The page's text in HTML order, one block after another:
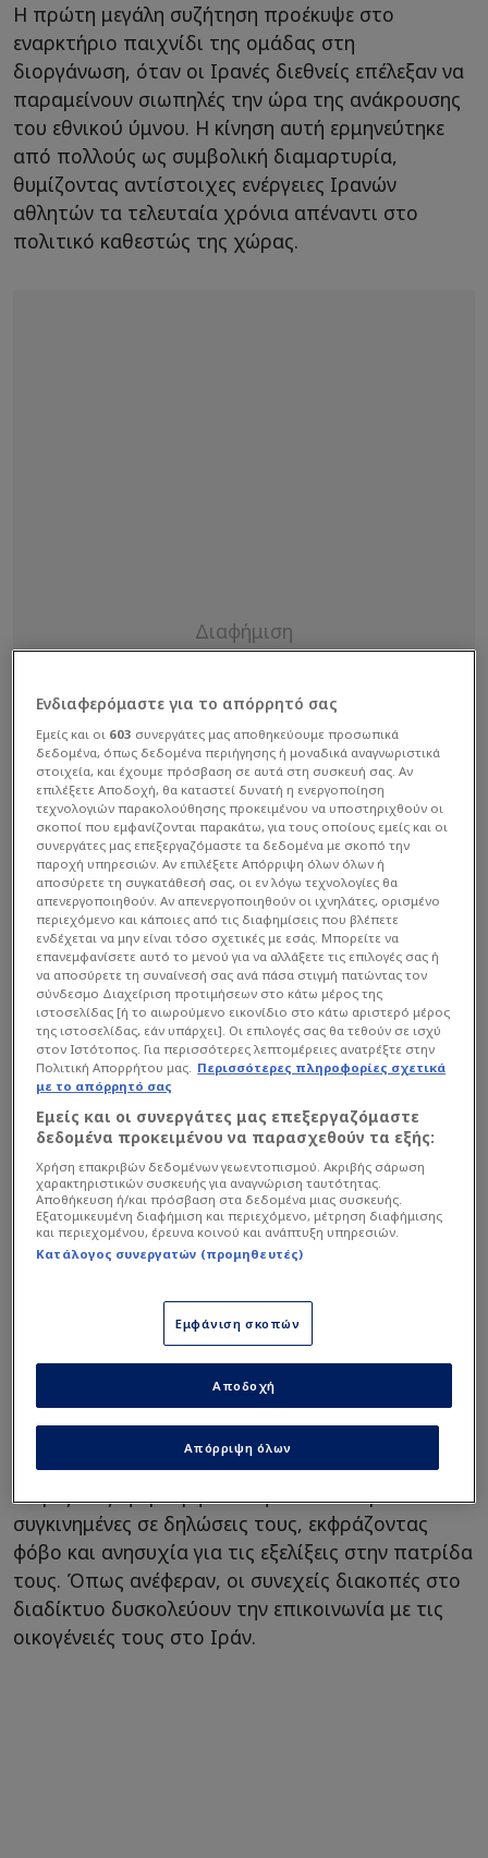
Η πρώτη μεγάλη συζήτηση προέκυψε στο
εναρκτήριο παιχνίδι της ομάδας στη
διοργάνωση, όταν οι Ιρανές διεθνείς επέλεξαν να
παραμείνουν σιωπηλές την ώρα της ανάκρουσης
του εθνικού ύμνου. Η κίνηση αυτή ερμηνεύτηκε
από πολλούς ως συμβολική διαμαρτυρία,
θυμίζοντας αντίστοιχες ενέργειες Ιρανών
αθλητών τα τελευταία χρόνια απέναντι στο
πολιτικό καθεστώς της χώρας.
Ωστόσο, στο επόμενο παιχνίδι της διοργάνωσης
απέναντι στην Αυστραλία, η εικόνα ήταν
διαφορετική. Οι παίκτριες τραγούδησαν κανονικά
τον εθνικό ύμνο και χαιρέτησαν στρατιωτικά,
προκαλώντας νέο κύμα σχολίων και αντιδράσεων.
Ορισμένοι διαδηλωτές έσπευσαν να τις
χαρακτηρίσουν «ομήρους του καθεστώτος»,
υποστηρίζοντας πως η αλλαγή στάσης πιθανόν
να οφείλεται σε πιέσεις.
Παρέμβαση-σοκ από Τραμπ:
"Θα τις σκοτώσουν αν
επιστρέψουν"! (ΒΙΝΤΕΟ)
Οι ίδιες οι ποδοσφαιρίστριες της προπονήτριας
Μαριζιέ Τζαφαρί εμφανίστηκαν ιδιαίτερα
συγκινημένες σε δηλώσεις τους, εκφράζοντας
φόβο και ανησυχία για τις εξελίξεις στην πατρίδα
τους. Όπως ανέφεραν, οι συνεχείς διακοπές στο
διαδίκτυο δυσκολεύουν την επικοινωνία με τις
οικογένειές τους στο Ιράν.
Ενδιαφερόμαστε για το απόρρητό σας
Εμείς και οι 603 συνεργάτες μας αποθηκεύουμε προσωπικά
δεδομένα, όπως δεδομένα περιήγησης ή μοναδικά αναγνωριστικά
στοιχεία, και έχουμε πρόσβαση σε αυτά στη συσκευή σας. Αν
επιλέξετε Αποδοχή, θα καταστεί δυνατή η ενεργοποίηση
τεχνολογιών παρακολούθησης προκειμένου να υποστηριχθούν οι
σκοποί που εμφανίζονται παρακάτω, για τους οποίους εμείς και οι
συνεργάτες μας επεξεργαζόμαστε τα δεδομένα με σκοπό την
παροχή υπηρεσιών. Αν επιλέξετε Απόρριψη όλων όλων ή
αποσύρετε τη συγκατάθεσή σας, οι εν λόγω τεχνολογίες θα
απενεργοποιηθούν. Αν απενεργοποιηθούν οι ιχνηλάτες, ορισμένο
περιεχόμενο και κάποιες από τις διαφημίσεις που βλέπετε
ενδέχεται να μην είναι τόσο σχετικές με εσάς. Μπορείτε να
επανεμφανίσετε αυτό το μενού για να αλλάξετε τις επιλογές σας ή
να αποσύρετε τη συναίνεσή σας ανά πάσα στιγμή πατώντας τον
σύνδεσμο Διαχείριση προτιμήσεων στο κάτω μέρος της
ιστοσελίδας [ή το αιωρούμενο εικονίδιο στο κάτω αριστερό μέρος
της ιστοσελίδας, εάν υπάρχει]. Οι επιλογές σας θα τεθούν σε ισχύ
στον Ιστότοπος. Για περισσότερες λεπτομέρειες ανατρέξτε στην
Πολιτική Απορρήτου μας. Περισσότερες πληροφορίες σχετικά
με το απόρρητό σας
Εμείς και οι συνεργάτες μας επεξεργαζόμαστε
δεδομένα προκειμένου να παρασχεθούν τα εξής:
Χρήση επακριβών δεδομένων γεωεντοπισμού. Ακριβής σάρωση
χαρακτηριστικών συσκευής για αναγνώριση ταυτότητας.
Αποθήκευση ή/και πρόσβαση στα δεδομένα μιας συσκευής.
Εξατομικευμένη διαφήμιση και περιεχόμενο, μέτρηση διαφήμισης
και περιεχομένου, έρευνα κοινού και ανάπτυξη υπηρεσιών.
Κατάλογος συνεργατών (προμηθευτές)
Εμφάνιση σκοπών
Απόρριψη όλων
Αποδοχή